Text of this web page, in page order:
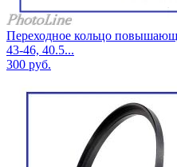
Переходное кольцо
43-46, 40.5...
300 руб.